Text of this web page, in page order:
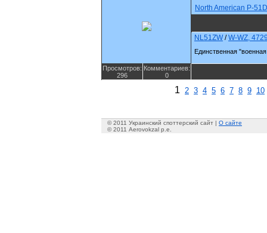
North American P-
NL51ZW /W-WZ,
Единственная
Просмотров:
296
Комментариев:
0
1 2 3 4 5 6 7 8 9 10
© 2011 Украинский споттерский сайт | О сайте
© 2011 Aerovokzal p.e.